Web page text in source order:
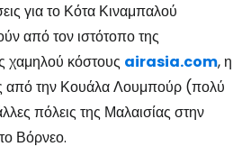
για το Κότα Κιναμπαλού
από τον ιστότοπο της
χαμηλού κόστους airasia.com, η
από την Κουάλα Λουμπούρ (πολύ
πόλεις της Μαλαισίας στην
Βόρνεο.